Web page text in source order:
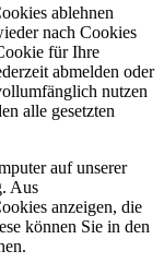
ablehnen
nach Cookies
für Ihre
abmelden oder
nutzen
alle gesetzten
auf unserer
Aus
anzeigen, die
können Sie in den